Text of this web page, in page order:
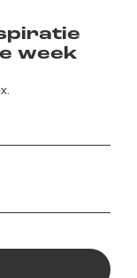
week